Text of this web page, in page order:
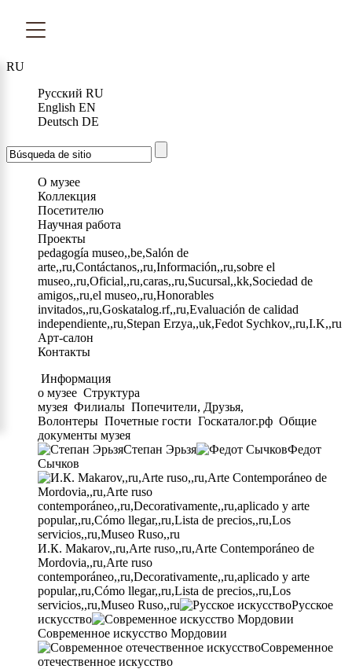
RU
Русский RU
English EN
Deutsch DE
О музее
Коллекция
Посетителю
Научная работа
Проекты
pedagogía museo,,be,Salón de
arte,,ru,Contáctanos,,ru,Información,,ru,sobre el
museo,,ru,Oficial,,ru,caras,,ru,Sucursal,,kk,Sociedad de
amigos,,ru,el museo,,ru,Honorables
invitados,,ru,Goskatalog.rf,,ru,Evaluación de calidad
independiente,,ru,Stepan Erzya,,uk,Fedot Sychkov,,ru,I.K,,ru
Арт-салон
Контакты
Информация
о музее Структура
музея Филиалы Попечители, Друзья,
Волонтеры Почетные гости Госкаталог.рф Общие
документы музея
Степан Эрьзя
Федот
Сычков
И.К. Makarov,,ru,Arte ruso,,ru,Arte Contemporáneo de
Mordovia,,ru,Arte ruso
contemporáneo,,ru,Decorativamente,,ru,aplicado y arte
popular,,ru,Cómo llegar,,ru,Lista de precios,,ru,Los
servicios,,ru,Museo Ruso,,ru
Русское
искусство
Современное искусство Мордовии
Современное
отечественное искусство